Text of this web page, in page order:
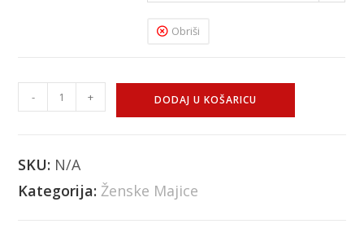
Obriši
- + DODAJ U KOŠARICU
SKU: N/A
Kategorija:Ženske Majice